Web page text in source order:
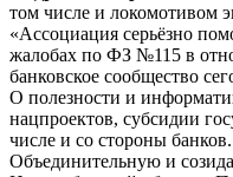
том числе и локомотивом
«Ассоциация серьёзно
жалобах по ФЗ №115 в
банковское сообщество
О полезности и
нацпроектов, субсидии
числе и со стороны
Объединительную и